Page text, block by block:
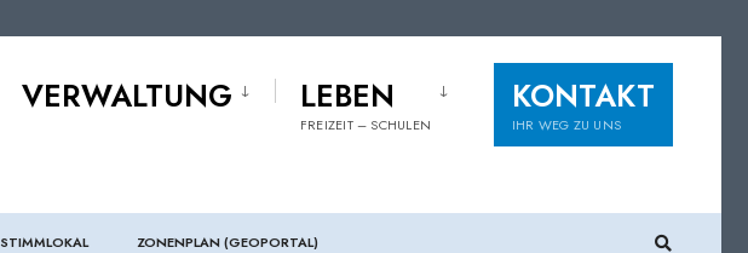
VERWALTUNG LEBEN
FREIZEIT – SCHULEN
KONTAKT
IHR WEG ZU UNS
STIMMLOKAL ZONENPLAN (GEOPORTAL)